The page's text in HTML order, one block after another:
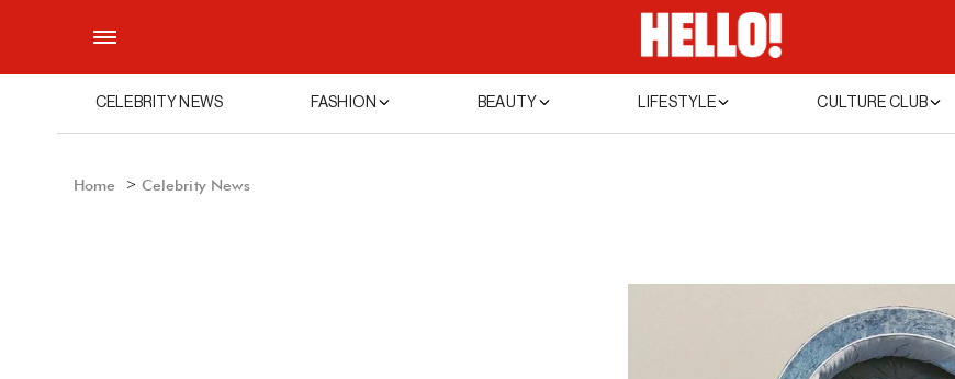
CELEBRITY NEWS FASHION BEAUTY LIFESTYLE CULTURE CLUB
Home Celebrity News